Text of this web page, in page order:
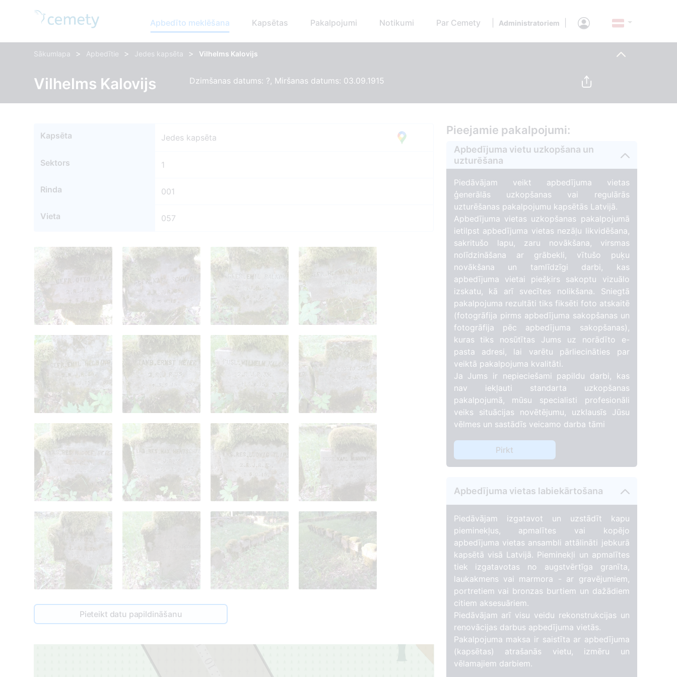
Apbedīto meklēšana Kapsētas Pakalpojumi Notikumi Par Cemety Administratoriem
Sākumlapa > Apbedītie > Jedes kapsēta > Vilhelms Kalovijs
Vilhelms Kalovijs Dzimšanas datums: ?, Miršanas datums: 03.09.1915
Kapsēta Jedes kapsēta
Sektors 1
Rinda 001
Vieta 057
Pieteikt datu papildināšanu
11
Pieejamie pakalpojumi:
Apbedījuma vietu uzkopšana un
uzturēšana
Piedāvājam veikt apbedījuma vietas
ģenerālās uzkopšanas vai regulārās
uzturēšanas pakalpojumu kapsētās Latvijā.
Apbedījuma vietas uzkopšanas pakalpojumā
ietilpst apbedījuma vietas nezāļu likvidēšana,
sakritušo lapu, zaru novākšana, virsmas
nolīdzināšana ar grābekli, vītušo puķu
novākšana un tamlīdzīgi darbi, kas
apbedījuma vietai piešķirs sakoptu vizuālo
izskatu, kā arī svecītes nolikšana. Sniegtā
pakalpojuma rezultāti tiks fiksēti foto atskaitē
(fotogrāfija pirms apbedījuma sakopšanas un
fotogrāfija pēc apbedījuma sakopšanas),
kuras tiks nosūtītas Jums uz norādīto e-
pasta adresi, lai varētu pārliecināties par
veiktā pakalpojuma kvalitāti.
Ja Jums ir nepieciešami papildu darbi, kas
nav iekļauti standarta uzkopšanas
pakalpojumā, mūsu specialisti profesionāli
veiks situācijas novētējumu, uzklausīs Jūsu
vēlmes un sastādīs veicamo darba tāmi
Pirkt
Apbedījuma vietas labiekārtošana
Piedāvājam izgatavot un uzstādīt kapu
pieminekļus, apmalītes vai kopējo
apbedījuma vietas ansambli attālināti jebkurā
kapsētā visā Latvijā. Pieminekļi un apmalītes
tiek izgatavotas no augstvērtīga granīta,
laukakmens vai marmora - ar gravējumiem,
portretiem vai bronzas burtiem un dažādiem
citiem aksesuāriem.
Piedāvājam arī visu veidu rekonstrukcijas un
renovācijas darbus apbedījuma vietās.
Pakalpojuma maksa ir saistīta ar apbedījuma
(kapsētas) atrašanās vietu, izmēru un
vēlamajiem darbiem.